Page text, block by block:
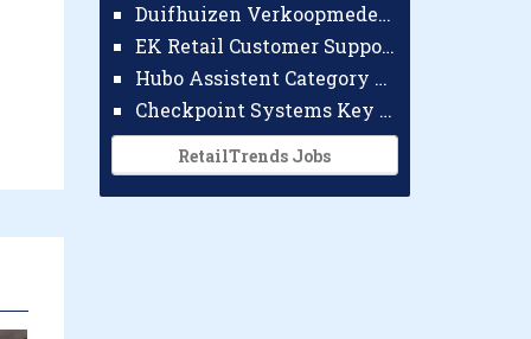
Duifhuizen Verkoopmedewerker Ridderkerk
EK Retail Customer Support Omnichannel
Hubo Assistent Category Manager
Checkpoint Systems Key Accountmanager Benelux
RetailTrends Jobs